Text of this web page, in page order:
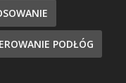
PODŁÓG